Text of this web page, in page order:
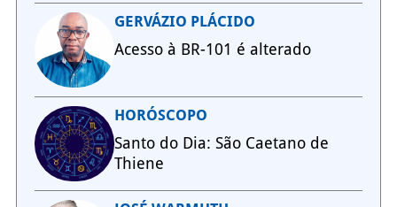
GERVÁZIO PLÁCIDO
Acesso à BR-101 é alterado
HORÓSCOPO
Santo do Dia: São Caetano de
Thiene